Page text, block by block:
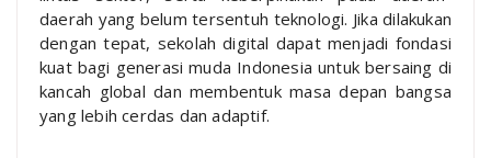
daerah yang belum tersentuh teknologi. Jika dilakukan
dengan tepat, sekolah digital dapat menjadi fondasi
kuat bagi generasi muda Indonesia untuk bersaing di
kancah global dan membentuk masa depan bangsa
yang lebih cerdas dan adaptif.